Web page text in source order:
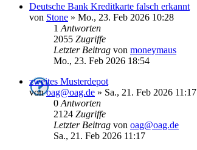
Deutsche Bank Kreditkarte falsch erkannt
von Stone » Mo., 23. Feb 2026 10:28
1 Antworten
2055 Zugriffe
Letzter Beitrag von moneymaus
Mo., 23. Feb 2026 18:54
zweites Musterdepot
vonoag@oag.de » Sa., 21. Feb 2026 11:17
0 Antworten
2124 Zugriffe
Letzter Beitrag von oag@oag.de
Sa., 21. Feb 2026 11:17